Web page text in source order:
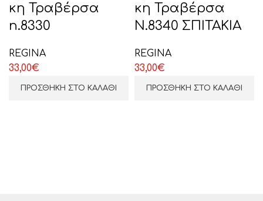
κη Τραβέρσα
n.8330
REGINA
33,00€
ΠΡΟΣΘΉΚΗ ΣΤΟ ΚΑΛΆΘΙ
κη Τραβέρσα
Ν.8340 ΣΠΙΤΑΚΙΑ
REGINA
33,00€
ΠΡΟΣΘΉΚΗ ΣΤΟ ΚΑΛΆΘΙ